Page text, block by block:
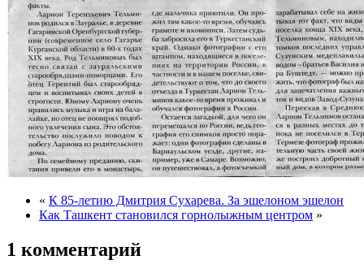
« К 85-летию Дмитрия Сухарева. За эшелоном эшелон
Как Ташкент становился горнолыжным центром »
1 комментарий